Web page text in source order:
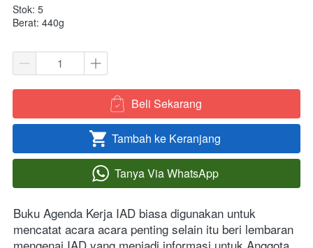
Stok: 5
Berat: 440g
` Beli Sekarang
` Tambah ke Keranjang
` Tanya Via WhatsApp
Buku Agenda Kerja IAD biasa digunakan untuk
mencatat acara acara penting selain itu beri lembaran